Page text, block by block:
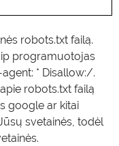
robots.txt failą.
programuotojas
* Disallow:/.
robots.txt failą
google ar kitai
svetainės, todėl